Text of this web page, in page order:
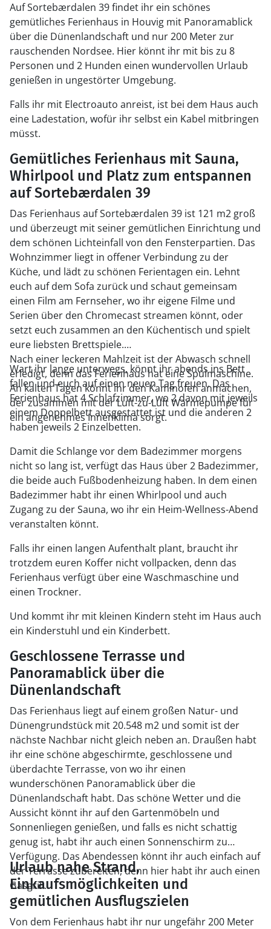
Auf Sortebærdalen 39 findet ihr ein schönes
gemütliches Ferienhaus in Houvig mit Panoramablick
über die Dünenlandschaft und nur 200 Meter zur
rauschenden Nordsee. Hier könnt ihr mit bis zu 8
Personen und 2 Hunden einen wundervollen Urlaub
genießen in ungestörter Umgebung.
Falls ihr mit Electroauto anreist, ist bei dem Haus auch
eine Ladestation, wofür ihr selbst ein Kabel mitbringen
müsst.
Gemütliches Ferienhaus mit Sauna,
Whirlpool und Platz zum entspannen
auf Sortebærdalen 39
Das Ferienhaus auf Sortebærdalen 39 ist 121 m2 groß
und überzeugt mit seiner gemütlichen Einrichtung und
dem schönen Lichteinfall von den Fensterpartien. Das
Wohnzimmer liegt in offener Verbindung zu der
Küche, und lädt zu schönen Ferientagen ein. Lehnt
euch auf dem Sofa zurück und schaut gemeinsam
einen Film am Fernseher, wo ihr eigene Filme und
Serien über den Chromecast streamen könnt, oder
setzt euch zusammen an den Küchentisch und spielt
eure liebsten Brettspiele.
Nach einer leckeren Mahlzeit ist der Abwasch schnell
erledigt, denn das Ferienhaus hat eine Spülmaschine.
An kalten Tagen könnt ihr den Kaminofen anmachen,
der zusammen mit der Luft-zu-Luft Wärmepumpe für
ein angenehmes Innenklima sorgt.
Wart ihr lange unterwegs, könnt ihr abends ins Bett
fallen und euch auf einen neuen Tag freuen. Das
Ferienhaus hat 4 Schlafzimmer, wo 2 davon mit jeweils
einem Doppelbett ausgestattet ist und die anderen 2
haben jeweils 2 Einzelbetten.
Damit die Schlange vor dem Badezimmer morgens
nicht so lang ist, verfügt das Haus über 2 Badezimmer,
die beide auch Fußbodenheizung haben. In dem einen
Badezimmer habt ihr einen Whirlpool und auch
Zugang zu der Sauna, wo ihr ein Heim-Wellness-Abend
veranstalten könnt.
Falls ihr einen langen Aufenthalt plant, braucht ihr
trotzdem euren Koffer nicht vollpacken, denn das
Ferienhaus verfügt über eine Waschmaschine und
einen Trockner.
Und kommt ihr mit kleinen Kindern steht im Haus auch
ein Kinderstuhl und ein Kinderbett.
Geschlossene Terrasse und
Panoramablick über die
Dünenlandschaft
Das Ferienhaus liegt auf einem großen Natur- und
Dünengrundstück mit 20.548 m2 und somit ist der
nächste Nachbar nicht gleich neben an. Draußen habt
ihr eine schöne abgeschirmte, geschlossene und
überdachte Terrasse, von wo ihr einen
wunderschönen Panoramablick über die
Dünenlandschaft habt. Das schöne Wetter und die
Aussicht könnt ihr auf den Gartenmöbeln und
Sonnenliegen genießen, und falls es nicht schattig
genug ist, habt ihr auch einen Sonnenschirm zu
Verfügung. Das Abendessen könnt ihr auch einfach auf
der Terrasse zubereiten, denn hier habt ihr auch einen
Gasgrill.
Urlaub nahe Strand,
Einkaufsmöglichkeiten und
gemütlichen Ausflugszielen
Von dem Ferienhaus habt ihr nur ungefähr 200 Meter